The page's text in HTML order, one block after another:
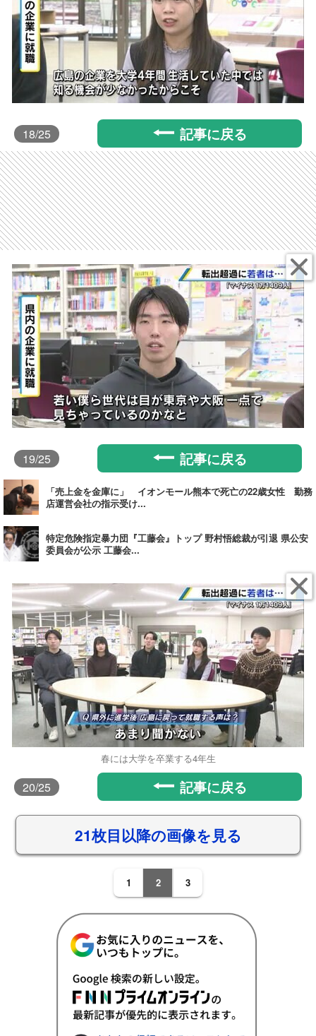
18/25 記事に戻る
19/25 記事に戻る
「売上金を金庫に」 イオンモール熊本で死亡の22歳女性 勤務
店運営会社の指示受け...
特定危険指定暴力団『工藤会』トップ 野村悟総裁が引退 県公安
委員会が公示 工藤会...
春には大学を卒業する4年生
20/25 記事に戻る
21枚目以降の画像を見る
1 2 3